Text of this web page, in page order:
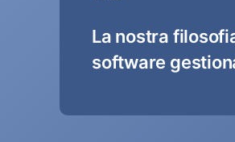
La nostra
software